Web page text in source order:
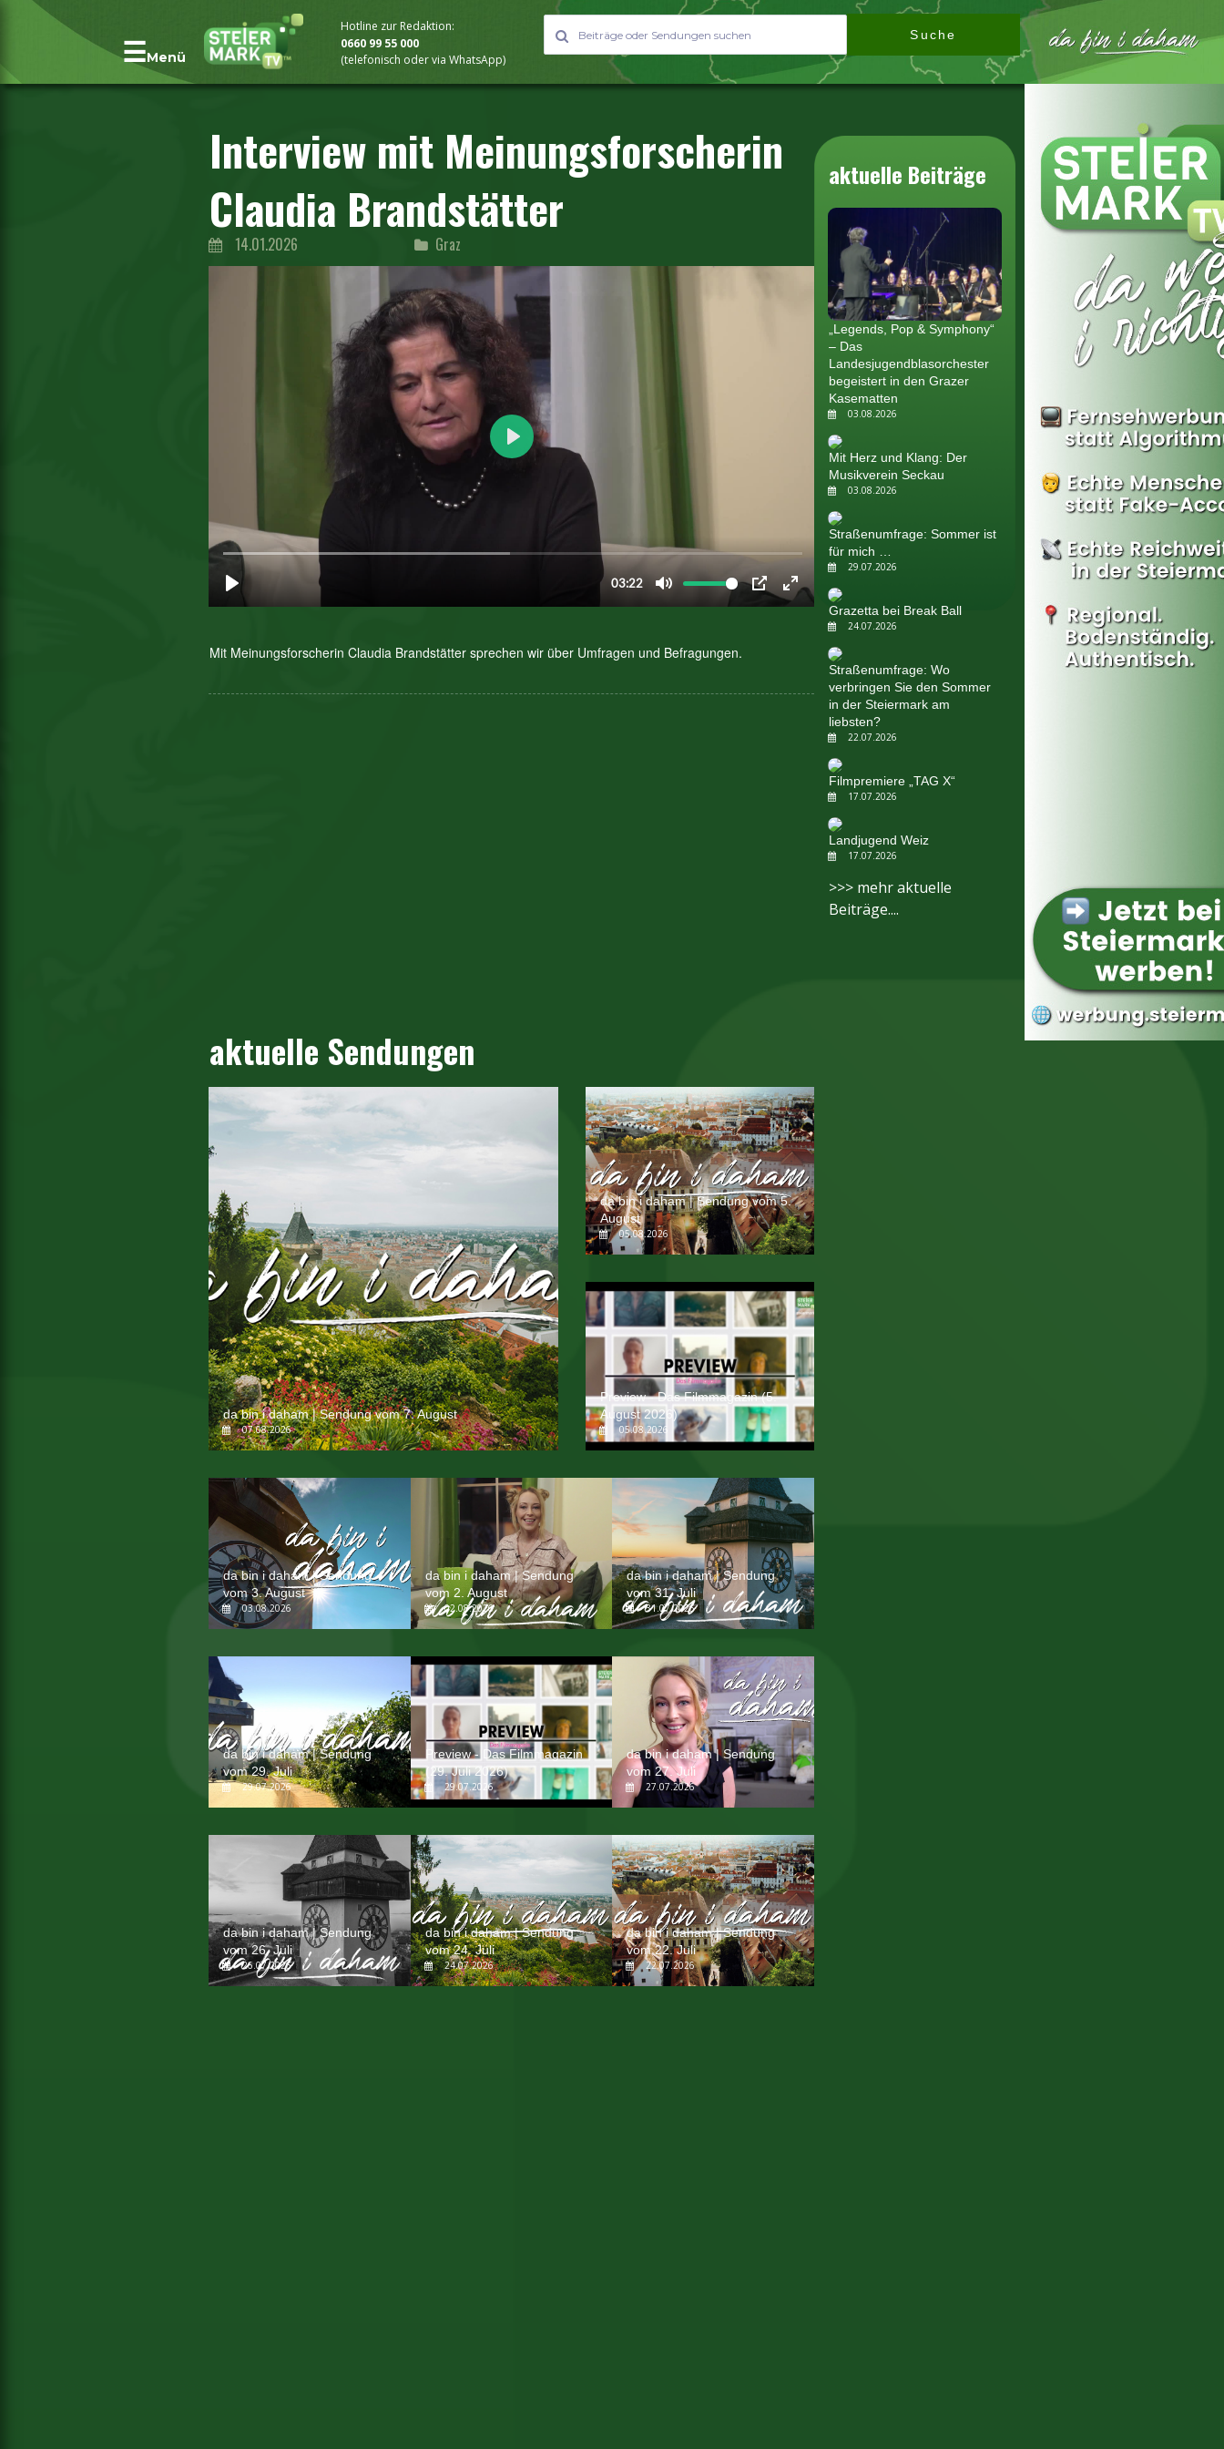
Menü
Hotline zur Redaktion:
0660 99 55 000
(telefonisch oder via WhatsApp)
Suche
Interview mit Meinungsforscherin
Claudia Brandstätter
14.01.2026 Graz
Mit Meinungsforscherin Claudia Brandstätter sprechen wir über Umfragen und Befragungen.
aktuelle Sendungen
da bin i daham | Sendung vom 7. August
07.08.2026
da bin i daham | Sendung vom 5.
August
05.08.2026
Preview - Das Filmmagazin (5.
August 2026)
05.08.2026
da bin i daham | Sendung
vom 3. August
03.08.2026
da bin i daham | Sendung
vom 2. August
02.08.2026
da bin i daham | Sendung
vom 31. Juli
31.07.2026
da bin i daham | Sendung
vom 29. Juli
29.07.2026
Preview - Das Filmmagazin
(29. Juli 2026)
29.07.2026
da bin i daham | Sendung
vom 27. Juli
27.07.2026
da bin i daham | Sendung
vom 26. Juli
26.07.2026
da bin i daham | Sendung
vom 24. Juli
24.07.2026
da bin i daham | Sendung
vom 22. Juli
22.07.2026
aktuelle Beiträge
„Legends, Pop & Symphony“
– Das
Landesjugendblasorchester
begeistert in den Grazer
Kasematten
03.08.2026
Mit Herz und Klang: Der
Musikverein Seckau
03.08.2026
Straßenumfrage: Sommer ist
für mich …
29.07.2026
Grazetta bei Break Ball
24.07.2026
Straßenumfrage: Wo
verbringen Sie den Sommer
in der Steiermark am
liebsten?
22.07.2026
Filmpremiere „TAG X“
17.07.2026
Landjugend Weiz
17.07.2026
>>> mehr aktuelle
Beiträge....